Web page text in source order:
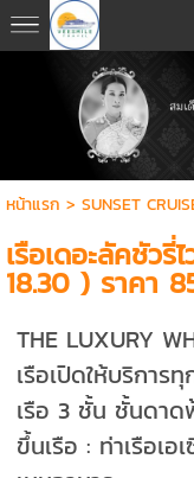
หน้าแรก > SUNSET
เรือเดอะลัคชัวรี่
18.30 ) ราคา
THE LUXURY
เรือเปิดให้บริการ
เรือ 3 ชั้น ชั้นดาด
ขึ้นเรือ : ท่าเรือเอ